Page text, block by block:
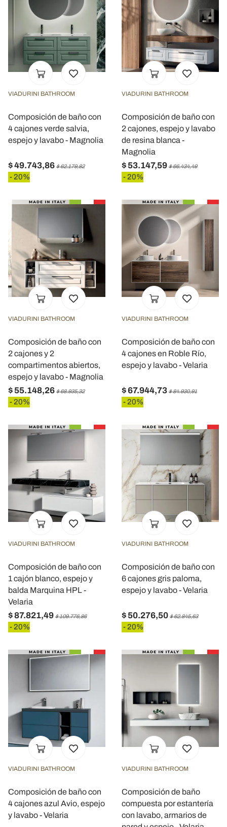
VIADURINI BATHROOM
Composición de baño con
4 cajones verde salvia,
espejo y lavabo - Magnolia
$ 49.743,86 $ 62.179,82
- 20%
VIADURINI BATHROOM
Composición de baño con
2 cajones, espejo y lavabo
de resina blanca -
Magnolia
$ 53.147,59 $ 66.434,49
- 20%
VIADURINI BATHROOM
Composición de baño con
2 cajones y 2
compartimentos abiertos,
espejo y lavabo - Magnolia
$ 55.148,26 $ 68.935,32
- 20%
VIADURINI BATHROOM
Composición de baño con
4 cajones en Roble Río,
espejo y lavabo - Velaria
$ 67.944,73 $ 84.930,91
- 20%
VIADURINI BATHROOM
Composición de baño con
1 cajón blanco, espejo y
balda Marquina HPL -
Velaria
$ 87.821,49 $ 109.776,86
- 20%
VIADURINI BATHROOM
Composición de baño con
6 cajones gris paloma,
espejo y lavabo - Velaria
$ 50.276,50 $ 62.845,63
- 20%
VIADURINI BATHROOM
Composición de baño con
4 cajones azul Avio, espejo
y lavabo - Velaria
VIADURINI BATHROOM
Composición de baño
compuesta por estantería
con lavabo, armarios de